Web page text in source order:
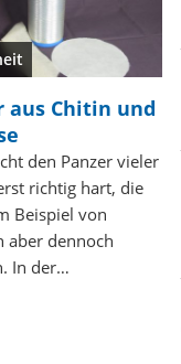
aus Chitin und
den Panzer vieler
richtig hart, die
Beispiel von
aber dennoch
In der…